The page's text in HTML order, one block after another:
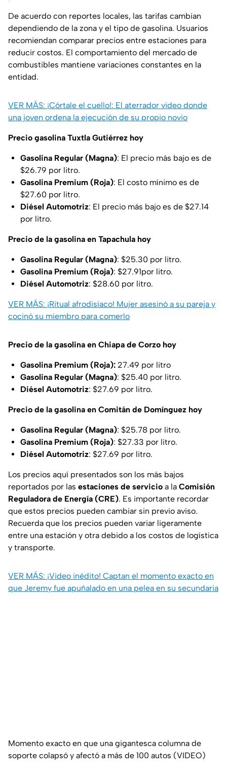
De acuerdo con reportes locales, las tarifas cambian
dependiendo de la zona y el tipo de gasolina. Usuarios
recomiendan comparar precios entre estaciones para
reducir costos. El comportamiento del mercado de
combustibles mantiene variaciones constantes en la
entidad.
VER MÁS: ¡Córtale el cuello!: El aterrador video donde
una joven ordena la ejecución de su propio novio
Precio gasolina Tuxtla Gutiérrez hoy
Gasolina Regular (Magna): El precio más bajo es de
$26.79 por litro.
Gasolina Premium (Roja): El costo mínimo es de
$27.60 por litro.
Diésel Automotriz: El precio más bajo es de $27.14
por litro.
Precio de la gasolina en Tapachula hoy
Gasolina Regular (Magna): $25.30 por litro.
Gasolina Premium (Roja): $27.91por litro.
Diésel Automotriz: $28.60 por litro.
VER MÁS: ¡Ritual afrodisíaco! Mujer asesinó a su pareja y
cocinó su miembro para comerlo
Precio de la gasolina en Chiapa de Corzo hoy
Gasolina Premium (Roja): 27.49 por litro
Gasolina Regular (Magna): $25.40 por litro.
Diésel Automotriz: $27.69 por litro.
Precio de la gasolina en Comitán de Domínguez hoy
Gasolina Regular (Magna): $25.78 por litro.
Gasolina Premium (Roja): $27.33 por litro.
Diésel Automotriz: $27.69 por litro.
Los precios aquí presentados son los más bajos
reportados por las estaciones de servicio a la Comisión
Reguladora de Energía (CRE). Es importante recordar
que estos precios pueden cambiar sin previo aviso.
Recuerda que los precios pueden variar ligeramente
entre una estación y otra debido a los costos de logística
y transporte.
VER MÁS: ¡Video inédito! Captan el momento exacto en
que Jeremy fue apuñalado en una pelea en su secundaria
Momento exacto en que una gigantesca columna de
soporte colapsó y afectó a más de 100 autos (VIDEO)